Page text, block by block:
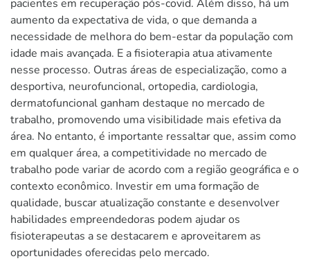
pacientes em recuperação pós-covid. Além disso, há um
aumento da expectativa de vida, o que demanda a
necessidade de melhora do bem-estar da população com
idade mais avançada. E a fisioterapia atua ativamente
nesse processo. Outras áreas de especialização, como a
desportiva, neurofuncional, ortopedia, cardiologia,
dermatofuncional ganham destaque no mercado de
trabalho, promovendo uma visibilidade mais efetiva da
área. No entanto, é importante ressaltar que, assim como
em qualquer área, a competitividade no mercado de
trabalho pode variar de acordo com a região geográfica e o
contexto econômico. Investir em uma formação de
qualidade, buscar atualização constante e desenvolver
habilidades empreendedoras podem ajudar os
fisioterapeutas a se destacarem e aproveitarem as
oportunidades oferecidas pelo mercado.